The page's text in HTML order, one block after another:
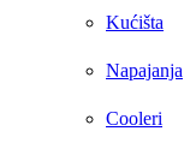
Kućišta
Napajanja
Cooleri